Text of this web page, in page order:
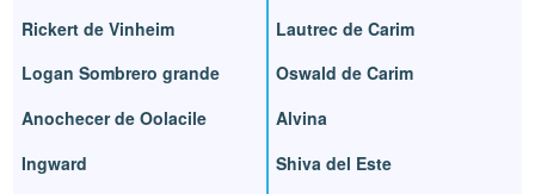
Rickert de Vinheim
Logan Sombrero grande
Anochecer de Oolacile
Ingward
Lautrec de Carim
Oswald de Carim
Alvina
Shiva del Este